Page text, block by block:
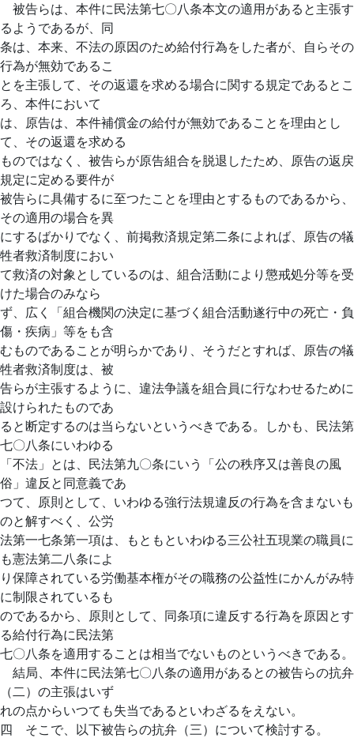
被告らは、本件に民法第七〇八条本文の適用があると主張す
るようであるが、同
条は、本来、不法の原因のため給付行為をした者が、自らその
行為が無効であるこ
とを主張して、その返還を求める場合に関する規定であるとこ
ろ、本件において
は、原告は、本件補償金の給付が無効であることを理由とし
て、その返還を求める
ものではなく、被告らが原告組合を脱退したため、原告の返戻
規定に定める要件が
被告らに具備するに至つたことを理由とするものであるから、
その適用の場合を異
にするばかりでなく、前掲救済規定第二条によれば、原告の犠
牲者救済制度におい
て救済の対象としているのは、組合活動により懲戒処分等を受
けた場合のみなら
ず、広く「組合機関の決定に基づく組合活動遂行中の死亡・負
傷・疾病」等をも含
むものであることが明らかであり、そうだとすれば、原告の犠
牲者救済制度は、被
告らが主張するように、違法争議を組合員に行なわせるために
設けられたものであ
ると断定するのは当らないというべきである。しかも、民法第
七〇八条にいわゆる
「不法」とは、民法第九〇条にいう「公の秩序又は善良の風
俗」違反と同意義であ
つて、原則として、いわゆる強行法規違反の行為を含まないも
のと解すべく、公労
法第一七条第一項は、もともといわゆる三公社五現業の職員に
も憲法第二八条によ
り保障されている労働基本権がその職務の公益性にかんがみ特
に制限されているも
のであるから、原則として、同条項に違反する行為を原因とす
る給付行為に民法第
七〇八条を適用することは相当でないものというべきである。
結局、本件に民法第七〇八条の適用があるとの被告らの抗弁
（二）の主張はいず
れの点からいつても失当であるといわざるをえない。
四 そこで、以下被告らの抗弁（三）について検討する。